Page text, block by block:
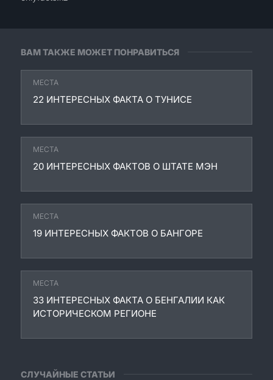
ВАМ ТАКЖЕ МОЖЕТ ПОНРАВИТЬСЯ
МЕСТА
22 ИНТЕРЕСНЫХ ФАКТА О ТУНИСЕ
МЕСТА
20 ИНТЕРЕСНЫХ ФАКТОВ О ШТАТЕ МЭН
МЕСТА
19 ИНТЕРЕСНЫХ ФАКТОВ О БАНГОРЕ
МЕСТА
33 ИНТЕРЕСНЫХ ФАКТА О БЕНГАЛИИ КАК
ИСТОРИЧЕСКОМ РЕГИОНЕ
СЛУЧАЙНЫЕ СТАТЬИ